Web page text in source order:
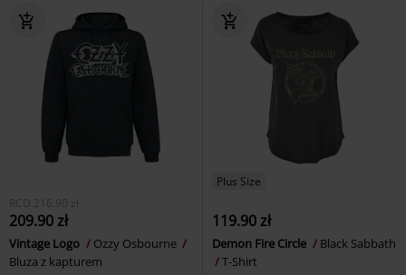
RCD 216.90 zł
209.90 zł
Vintage Logo
Ozzy Osbourne
Bluza z kapturem
Plus Size
119.90 zł
Demon Fire Circle
Black Sabbath
T-Shirt